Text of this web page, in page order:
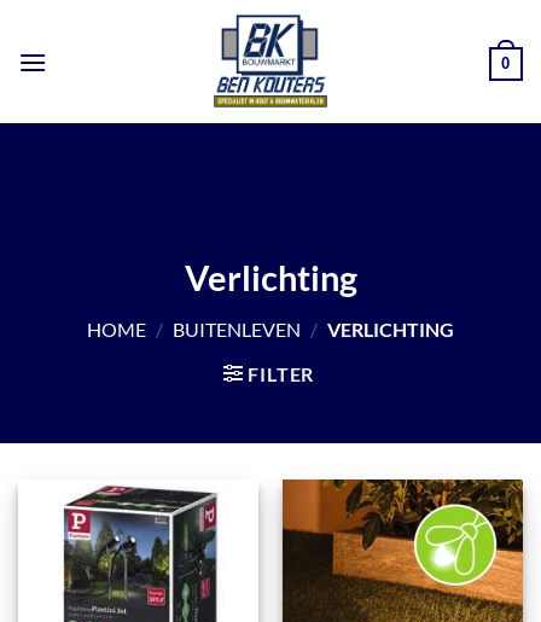
inhoud
0
Verlichting
HOME / BUITENLEVEN / VERLICHTING
FILTER